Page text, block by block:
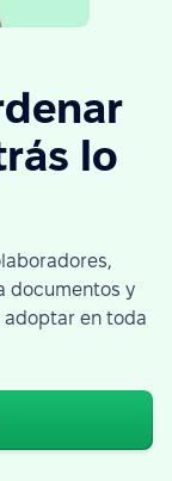
lo
documentos y
adoptar en toda